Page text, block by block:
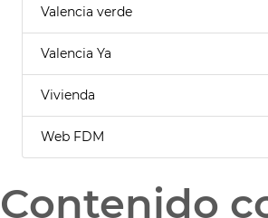
Valencia verde
Valencia Ya
Vivienda
Web FDM
Contenido